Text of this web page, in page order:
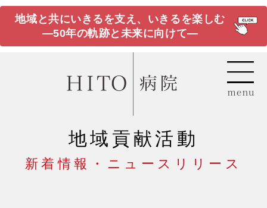
地域と共にいきるを支え、いきるを楽しむ
―50年の軌跡と未来に向けて―
地域貢献活動
新着情報・ニュースリリース